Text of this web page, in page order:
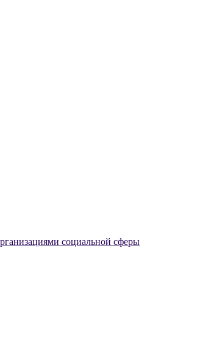
социальной сферы